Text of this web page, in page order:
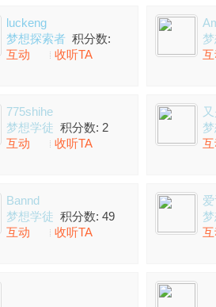
luckeng
梦想探索者 积分数:
249
互动 收听TA
775shihe
梦想学徒 积分数: 2
互动
收听TA
Bannd
梦想学徒 积分数: 49
互动
收听TA